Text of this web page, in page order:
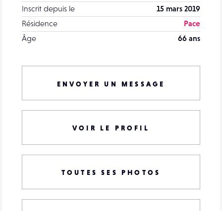
Inscrit depuis le
15 mars 2019
Résidence
Pace
Âge
66 ans
ENVOYER UN MESSAGE
VOIR LE PROFIL
TOUTES SES PHOTOS